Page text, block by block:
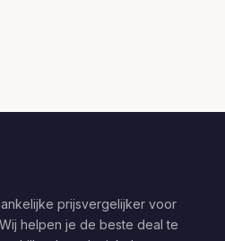
prijsvergelijker voor
helpen je de beste deal te